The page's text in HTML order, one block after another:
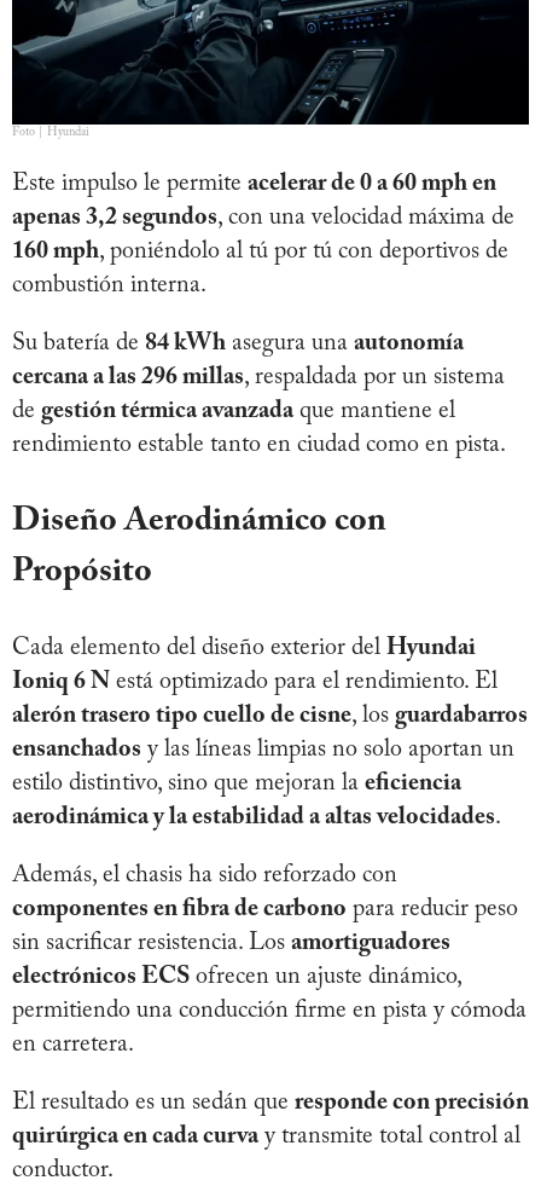
Foto | Hyundai
Este impulso le permite acelerar de 0 a 60 mph en
apenas 3,2 segundos, con una velocidad máxima de
160 mph, poniéndolo al tú por tú con deportivos de
combustión interna.
Su batería de 84 kWh asegura una autonomía
cercana a las 296 millas, respaldada por un sistema
de gestión térmica avanzadaque mantiene el
rendimiento estable tanto en ciudad como en pista.
Diseño Aerodinámico con
Propósito
Cada elemento del diseño exterior del Hyundai
Ioniq 6 N está optimizado para el rendimiento. El
alerón trasero tipo cuello de cisne, los guardabarros
ensanchados y las líneas limpias no solo aportan un
estilo distintivo, sino que mejoran la eficiencia
aerodinámica y la estabilidad a altas velocidades.
Además, el chasis ha sido reforzado con
componentes en fibra de carbono para reducir peso
sin sacrificar resistencia. Los amortiguadores
electrónicos ECS ofrecen un ajuste dinámico,
permitiendo una conducción firme en pista y cómoda
en carretera.
El resultado es un sedán que responde con precisión
quirúrgica en cada curvay transmite total control al
conductor.